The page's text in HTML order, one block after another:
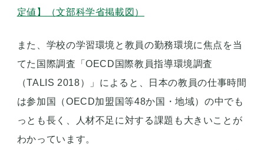
定値】（文部科学省掲載図）
また、学校の学習環境と教員の勤務環境に焦点を当
てた国際調査「OECD国際教員指導環境調査
（TALIS 2018）」によると、日本の教員の仕事時間
は参加国（OECD加盟国等48か国・地域）の中でも
っとも長く、人材不足に対する課題も大きいことが
わかっています。